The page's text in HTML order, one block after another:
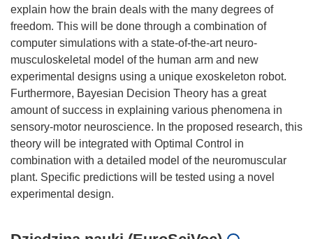
explain how the brain deals with the many degrees of
freedom. This will be done through a combination of
computer simulations with a state-of-the-art neuro-
musculoskeletal model of the human arm and new
experimental designs using a unique exoskeleton robot.
Furthermore, Bayesian Decision Theory has a great
amount of success in explaining various phenomena in
sensory-motor neuroscience. In the proposed research, this
theory will be integrated with Optimal Control in
combination with a detailed model of the neuromuscular
plant. Specific predictions will be tested using a novel